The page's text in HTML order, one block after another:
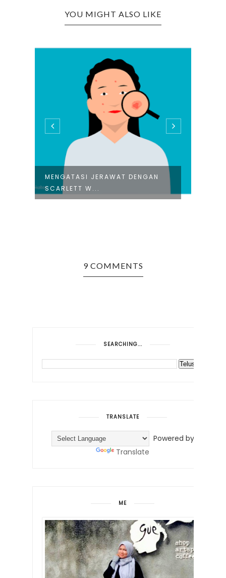
YOU MIGHT ALSO LIKE
MENGATASI JERAWAT DENGAN
SCARLETT W...
9 COMMENTS
SEARCHING...
TRANSLATE
Powered by
Translate
ME